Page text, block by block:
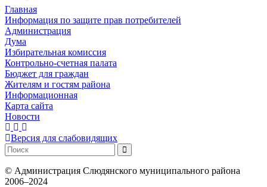
Главная
Информация по защите прав потребителей
Администрация
Дума
Избирательная комиссия
Контрольно-счетная палата
Бюджет для граждан
Жителям и гостям района
Информационная
Карта сайта
Новости
Версия для слабовидящих
© Администрация Слюдянского муниципального района
2006–2024